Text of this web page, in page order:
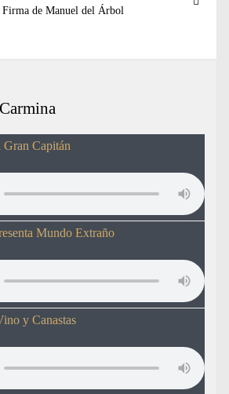
de Manuel del Árbol
Gran Capitán
Mundo Extraño
y Canastas